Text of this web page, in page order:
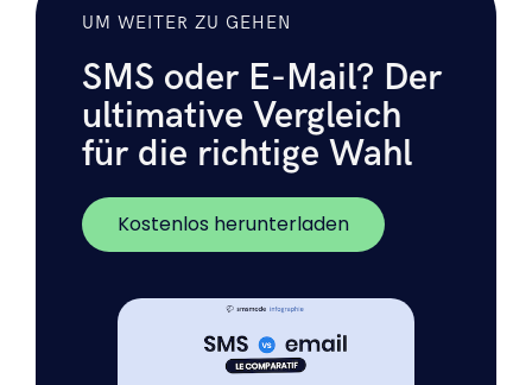
UM WEITER ZU GEHEN
SMS oder E-Mail? Der
ultimative Vergleich
für die richtige Wahl
Kostenlos herunterladen